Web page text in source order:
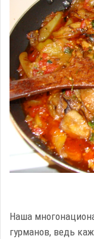
Наша
гурманов, ведь